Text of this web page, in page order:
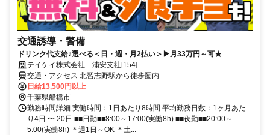
交通誘導・警備
ドリンク代支給♪選べる＜日・週・月2払い＞▶月33万円～可★
テイケイ株式会社 浦安支社[154]
交通・アクセス 北習志野駅から徒歩圏内
日給13,500円以上
千葉県船橋市
勤務時間詳細 実働時間：1日あたり8時間 平均勤務日数：1ヶ月あた
り4日 〜 20日 ■■日勤■■8:00～17:00(実働8h) ■■夜勤■■20:00～
5:00(実働8h) ＊週1日～OK ＊土...